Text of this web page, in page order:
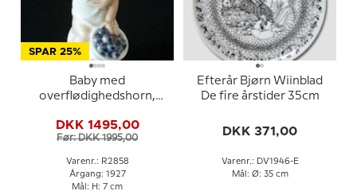
SPAR 25%
Baby med
overflødighedshorn,
Copenhagen figur nr.
2858
DKK 1495,00
Før: DKK 1995,00
Varenr.: R2858
Årgang: 1927
Mål: H: 7 cm
Efterår Bjørn Wiinblad
De fire årstider 35cm
DKK 371,00
Varenr.: DV1946-E
Mål: Ø: 35 cm